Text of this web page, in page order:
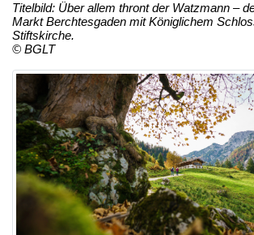
Titelbild: Über allem thront der Watzmann –
Markt Berchtesgaden mit Königlichem
Stiftskirche.
© BGLT